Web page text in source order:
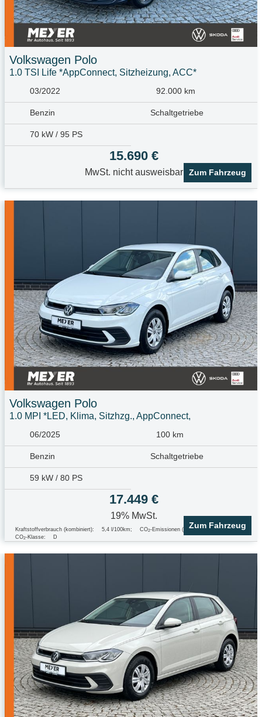
Volkswagen Polo
1.0 TSI Life *AppConnect, Sitzheizung, ACC*
03/2022 92.000 km
Benzin Schaltgetriebe
70 kW / 95 PS
15.690 €
MwSt. nicht ausweisbar Zum Fahrzeug
Volkswagen Polo
1.0 MPI *LED, Klima, Sitzhzg., AppConnect,
06/2025 100 km
Benzin Schaltgetriebe
59 kW / 80 PS
17.449 €
19% MwSt.
Kraftstoffverbrauch (kombiniert): 5,4 l/100km; CO2-Emissionen (kombiniert): 123.0 g/km
CO2-Klasse: D
Zum Fahrzeug